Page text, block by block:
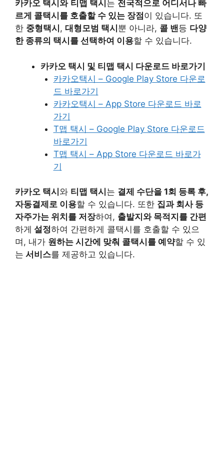
카카오 택시와 티맵 택시 는 전국적으로 어디서나 빠
르게 콜택시를 호출할 수 있는 장점 이 있습니다. 또
한 중형택시 , 대형모범 택시 뿐 아니라, 콜 밴등 다양
한 종류의 택시를 선택하여 이용할 수 있습니다.
카카오 택시 및 티맵 택시 다운로드 바로가기
카카오택시 – Google Play Store 다운로
드 바로가기
카카오택시 – App Store 다운로드 바로
가기
T맵 택시 – Google Play Store 다운로드
바로가기
T맵 택시 – App Store 다운로드 바로가
기
카카오 택시 와 티맵 택시 는 결제 수단을 1회 등록 후,
자동결제로 이용할 수 있습니다. 또한 집과 회사 등
자주가는 위치를 저장하여, 출발지와 목적지를 간편
하게 설정하여 간편하게 콜택시를 호출할 수 있으
며, 내가 원하는 시간에 맞춰 콜택시를 예약할 수 있
는 서비스를 제공하고 있습니다.